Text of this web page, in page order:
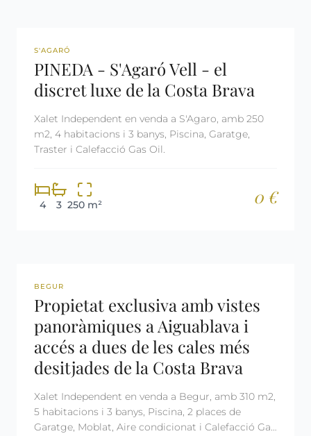
REF: 1997
S'AGARÓ
PINEDA - S'Agaró Vell - el
discret luxe de la Costa Brava
Xalet Independent en venda a S'Agaro, amb 250
m2, 4 habitacions i 3 banys, Piscina, Garatge,
Traster i Calefacció Gas Oil.
4 3 250 m² 0 €
REF: 2640
BEGUR
Propietat exclusiva amb vistes
panoràmiques a Aiguablava i
accés a dues de les cales més
desitjades de la Costa Brava
Xalet Independent en venda a Begur, amb 310 m2,
5 habitacions i 3 banys, Piscina, 2 places de
Garatge, Moblat, Aire condicionat i Calefacció Gas